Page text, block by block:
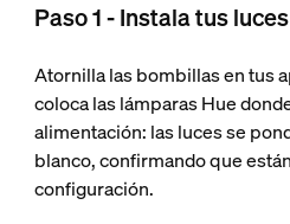
Paso 1 - Instala tus
Atornilla las bombillas en tus
coloca las lámparas Hue
alimentación: las luces se
blanco, confirmando que
configuración.